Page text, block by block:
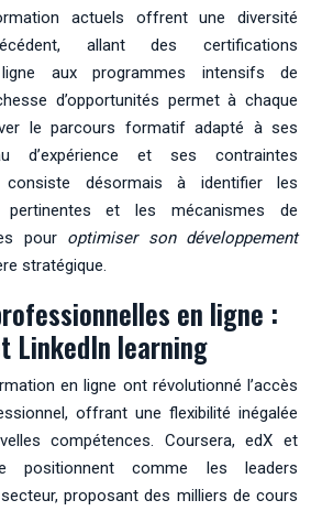
actuels offrent une diversité
allant des certifications
aux programmes intensifs de
d’opportunités permet à chaque
le parcours formatif adapté à ses
d’expérience et ses contraintes
consiste désormais à identifier les
et les mécanismes de
pour optimiser son développement
stratégique.
en ligne :
LinkedIn learning
en ligne ont révolutionné l’accès
offrant une flexibilité inégalée
compétences. Coursera, edX et
positionnent comme les leaders
proposant des milliers de cours